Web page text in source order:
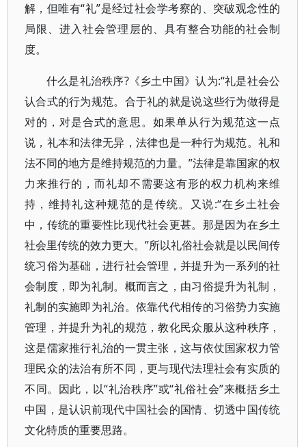
解，但唯有“礼”是经过社会学考察的、突破观念性的
局限、进入社会管理层的、具有整合功能的社会制
度。
什么是礼治秩序?《乡土中国》认为:“礼是社会公
认合式的行为规范。合于礼的就是说这些行为做得是
对的，对是合式的意思。如果单从行为规范这一点
说，礼本和法律无异，法律也是一种行为规范。礼和
法不同的地方是维持规范的力量。”法律是靠国家的权
力来推行的，而礼却不需要这有形的权力机构来维
持，维持礼这种规范的是传统。又说:“在乡土社会
中，传统的重要性比现代社会更甚。那是因为在乡土
社会里传统的效力更大。”所以礼俗社会就是以民间传
统习俗为基础，进行社会管理，并提升为一系列的社
会制度，即为礼制。概而言之，由习俗提升为礼制，
礼制的实施即为礼治。依靠代代相传的习俗势力实施
管理，并提升为礼的规范，教化民众服从这种秩序，
这是儒家推行礼治的一贯主张，这与依仗国家权力管
理民众的法治有所不同，更与现代法理社会有实质的
不同。因此，以“礼治秩序”或“礼俗社会”来概括乡土
中国，是认识前现代中国社会的国情、切透中国传统
文化特质的重要思路。